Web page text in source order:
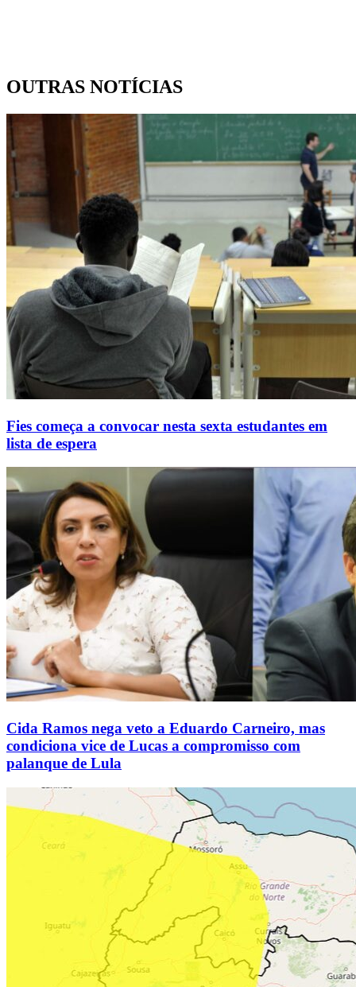
OUTRAS NOTÍCIAS
Fies começa a convocar nesta sexta estudantes em
lista de espera
Cida Ramos nega veto a Eduardo Carneiro, mas
condiciona vice de Lucas a compromisso com
palanque de Lula